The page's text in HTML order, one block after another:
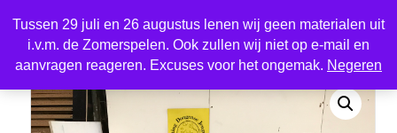
Tussen 29 juli en 26 augustus lenen wij geen materialen uit
i.v.m. de Zomerspelen. Ook zullen wij niet op e-mail en
aanvragen reageren. Excuses voor het ongemak. Negeren
Home/Sport en spel/ voetbal gatenbord